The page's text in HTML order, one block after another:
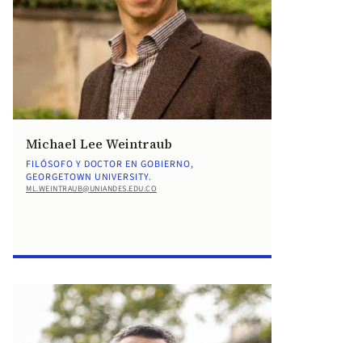
Michael Lee Weintraub
FILÓSOFO Y DOCTOR EN GOBIERNO,
GEORGETOWN UNIVERSITY.
ML.WEINTRAUB@UNIANDES.EDU.CO